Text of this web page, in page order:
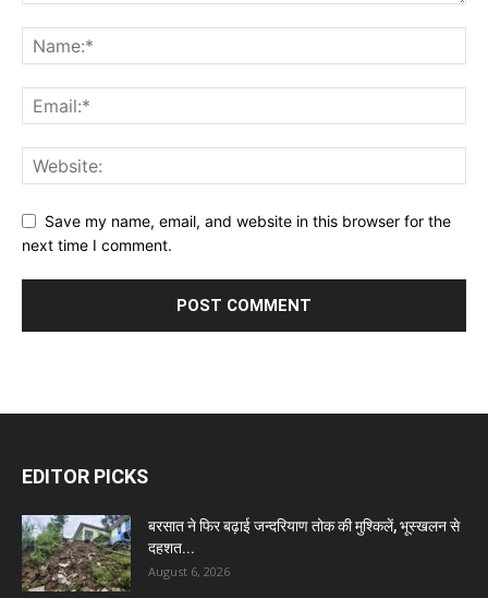
Save my name, email, and website in this browser for the
next time I comment.
EDITOR PICKS
बरसात ने फिर बढ़ाई जन्दरियाण तोक की मुश्किलें, भूस्खलन से
दहशत...
August 6, 2026